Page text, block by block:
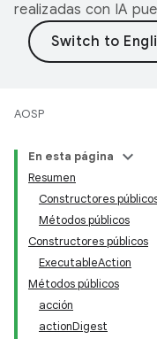
realizadas con IA
AOSP
En esta página
Resumen
Constructores
Métodos públicos
Constructores públicos
ExecutableAction
Métodos públicos
acción
actionDigest